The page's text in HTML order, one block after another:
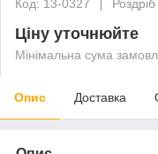
Код: 13-0327
Роздріб
Ціну уточнюйте
Мінімальна сума
Опис Доставка